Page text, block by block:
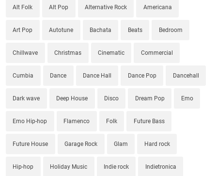
Alt Folk Alt Pop Alternative Rock Americana
Art Pop Autotune Bachata Beats Bedroom
Chillwave Christmas Cinematic Commercial
Cumbia Dance Dance Hall Dance Pop Dancehall
Dark wave Deep House Disco Dream Pop Emo
Emo Hip-hop Flamenco Folk Future Bass
Future House Garage Rock Glam Hard rock
Hip-hop Holiday Music Indie rock Indietronica